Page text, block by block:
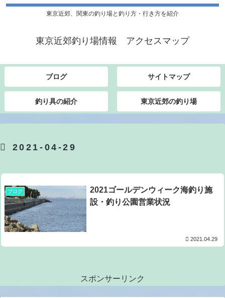
東京近郊、関東の釣り場と釣り方・行き方を紹介
東京近郊釣り場情報 アクセスマップ
ブログ サイトマップ
釣り具の紹介 東京近郊の釣り場
2021-04-29
ブログ
2021ゴールデンウィーク海釣り施
設・釣り公園営業状況
2021.04.29
スポンサーリンク